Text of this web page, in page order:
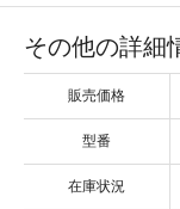
その他の詳細
販売価格
型番
在庫状況